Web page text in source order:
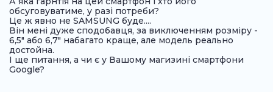
обсуговуватиме, у разі потреби?
Це ж явно не SAMSUNG буде....
Він мені дуже сподобавця, за виключенням розміру -
6,5" або 6,7" набагато краще, але модель реально
достойна.
І ще питання, а чи є у Вашому магизині смартфони
Google?